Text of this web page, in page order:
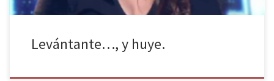
Levántante…, y huye.